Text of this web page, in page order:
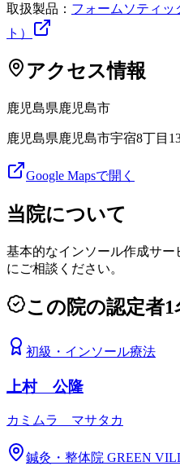
取扱製品： フォームソティッ
ト）
アクセス情報
鹿児島県鹿児島市
鹿児島県鹿児島市宇宿8丁目
Google Mapsで開く
当院について
基本的なインソール作成サ
にご相談ください。
この院の認定者1
初級 ・ インソール療法
上村 公隆
カミムラ マサタカ
鍼灸・整体院 GREEN